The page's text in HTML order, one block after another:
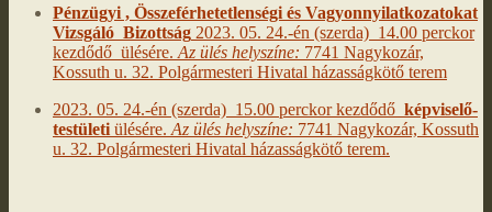
Pénzügyi , Összeférhetetlenségi és Vagyonnyilatkozatokat
Vizsgáló Bizottság 2023. 05. 24.-én (szerda) 14.00 perckor
kezdődő ülésére. Az ülés helyszíne: 7741 Nagykozár,
Kossuth u. 32. Polgármesteri Hivatal házasságkötő terem
2023. 05. 24.-én (szerda) 15.00 perckor kezdődő képviselő-
testületi ülésére. Az ülés helyszíne: 7741 Nagykozár, Kossuth
u. 32. Polgármesteri Hivatal házasságkötő terem.